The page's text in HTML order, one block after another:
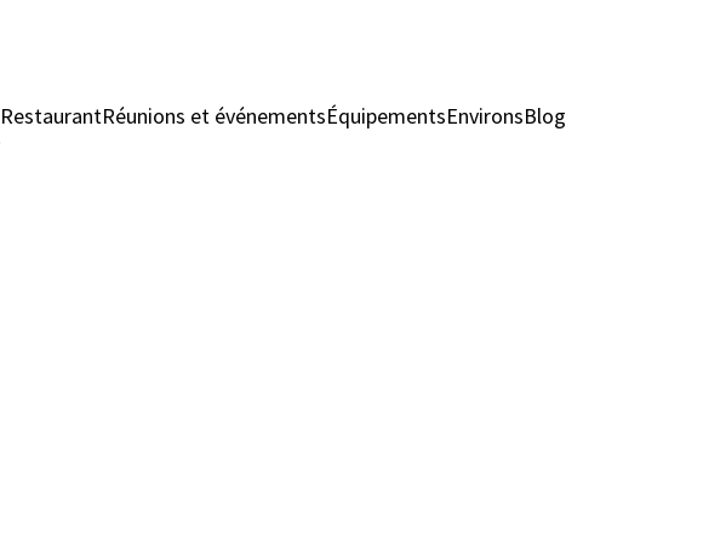
RestaurantRéunions et événementsÉquipementsEnvironsBlog